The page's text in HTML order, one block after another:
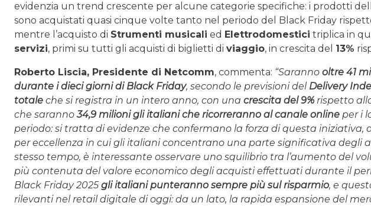
evidenzia un trend crescente per alcune categorie specifiche: i prodotti
sono acquistati quasi cinque volte tanto nel periodo del Black Friday
mentre l’acquisto di Strumenti musicali ed Elettrodomestici triplica in
servizi, primi su tutti gli acquisti di biglietti di viaggio, in crescita del 13%
Roberto Liscia, Presidente di Netcomm, commenta: “Saranno oltre 41
durante i dieci giorni di Black Friday, secondo le previsioni del Delivery
totale che si registra in un intero anno, con una crescita del 9% rispetto
che saranno34,9 milioni gli italiani che ricorreranno al canale online per i
periodo: si tratta di evidenze che confermano la forza di questa
per eccellenza in cui gli italiani concentrano una parte significativa degli
stesso tempo, è interessante osservare uno squilibrio tra l’aumento del
più contenuta del valore economico degli acquisti effettuati durante il
Black Friday 2025gli italiani punteranno sempre più sul risparmio, e
rilevanti nel retail digitale di oggi: da un lato, la rapida espansione del